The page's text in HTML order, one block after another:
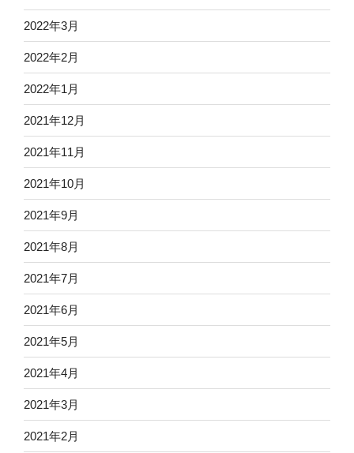
2022年3月
2022年2月
2022年1月
2021年12月
2021年11月
2021年10月
2021年9月
2021年8月
2021年7月
2021年6月
2021年5月
2021年4月
2021年3月
2021年2月